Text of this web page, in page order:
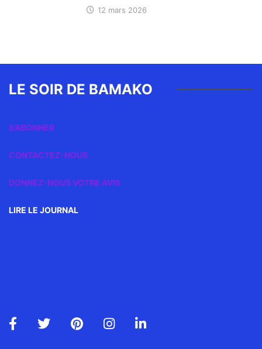
12 mars 2026
LE SOIR DE BAMAKO
S’ABONNER
CONTACTEZ-NOUS
DONNEZ-NOUS VOTRE AVIS
LIRE LE JOURNAL